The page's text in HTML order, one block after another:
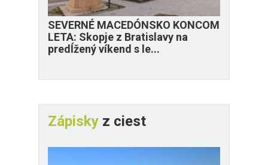
SEVERNÉ MACEDÓNSKO KONCOM
LETA: Skopje z Bratislavy na
predĺžený víkend s le...
Zápisky z ciest